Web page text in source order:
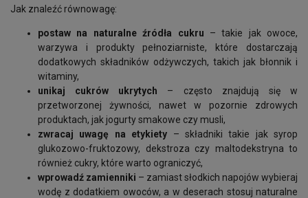
Jak znaleźć równowagę:
postaw na naturalne źródła cukru – takie jak owoce,
warzywa i produkty pełnoziarniste, które dostarczają
dodatkowych składników odżywczych, takich jak błonnik i
witaminy,
unikaj cukrów ukrytych – często znajdują się w
przetworzonej żywności, nawet w pozornie zdrowych
produktach, jak jogurty smakowe czy musli,
zwracaj uwagę na etykiety – składniki takie jak syrop
glukozowo-fruktozowy, dekstroza czy maltodekstryna to
również cukry, które warto ograniczyć,
wprowadź zamienniki – zamiast słodkich napojów wybieraj
wodę z dodatkiem owoców, a w deserach stosuj naturalne